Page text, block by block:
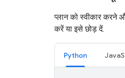
प्लान को स्वीकार करने
करें या इसे छोड़ दें.
Python